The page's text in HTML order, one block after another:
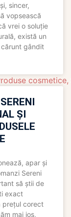
sincer,
vopsească
vrei o soluție
există un
gândit
cosmetice,
ȘI
apar și
Sereni
să știi de
exact
prețul corect
mai jos,